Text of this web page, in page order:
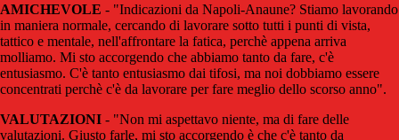
AMICHEVOLE - "Indicazioni da Napoli-Anaune? Stiamo lavorando
in maniera normale, cercando di lavorare sotto tutti i punti di vista,
tattico e mentale, nell'affrontare la fatica, perchè appena arriva
molliamo. Mi sto accorgendo che abbiamo tanto da fare, c'è
entusiasmo. C'è tanto entusiasmo dai tifosi, ma noi dobbiamo essere
concentrati perchè c'è da lavorare per fare meglio dello scorso anno".
VALUTAZIONI - "Non mi aspettavo niente, ma di fare delle
valutazioni. Giusto farle, mi sto accorgendo è che c'è tanto da